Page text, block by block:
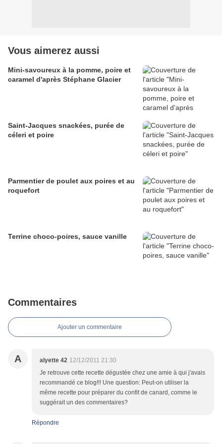
Vous aimerez aussi
Mini-savoureux à la pomme, poire et
caramel d'après Stéphane Glacier
Saint-Jacques snackées, purée de
céleri et poire
Parmentier de poulet aux poires et au
roquefort
Terrine choco-poires, sauce vanille
Commentaires
Ajouter un commentaire
A alyette 42 12/12/2011 21:30
Je retrouve cette recette dégustée chez une amie à qui j'avais
recommandé ce blog!!! Une question: Peut-on utiliser la
même recette pour préparer du confit de canard, comme le
suggérait un des commentaires?
Répondre